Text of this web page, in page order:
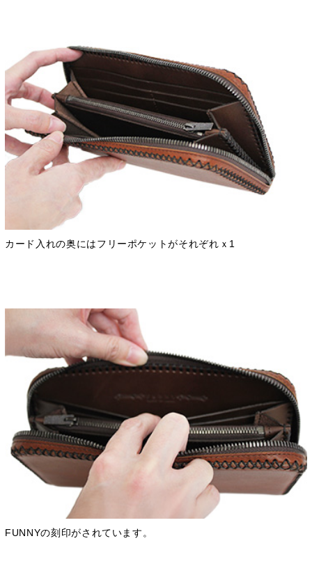
カード入れの奥にはフリーポケットがそれぞれｘ1
FUNNYの刻印がされています。